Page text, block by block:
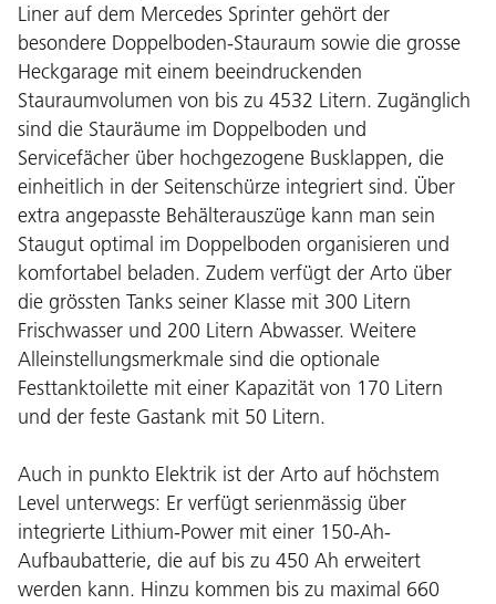
Liner auf dem Mercedes Sprinter gehört der
besondere Doppelboden-Stauraum sowie die grosse
Heckgarage mit einem beeindruckenden
Stauraumvolumen von bis zu 4532 Litern. Zugänglich
sind die Stauräume im Doppelboden und
Servicefächer über hochgezogene Busklappen, die
einheitlich in der Seitenschürze integriert sind. Über
extra angepasste Behälterauszüge kann man sein
Staugut optimal im Doppelboden organisieren und
komfortabel beladen. Zudem verfügt der Arto über
die grössten Tanks seiner Klasse mit 300 Litern
Frischwasser und 200 Litern Abwasser. Weitere
Alleinstellungsmerkmale sind die optionale
Festtanktoilette mit einer Kapazität von 170 Litern
und der feste Gastank mit 50 Litern.
Auch in punkto Elektrik ist der Arto auf höchstem
Level unterwegs: Er verfügt serienmässig über
integrierte Lithium-Power mit einer 150-Ah-
Aufbaubatterie, die auf bis zu 450 Ah erweitert
werden kann. Hinzu kommen bis zu maximal 660